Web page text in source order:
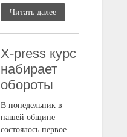
Читать далее
X-press курс
набирает
обороты
В понедельник в
нашей общине
состоялось первое